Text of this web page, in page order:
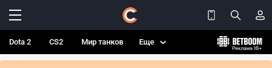
Dota 2 CS2 Мир танков Еще